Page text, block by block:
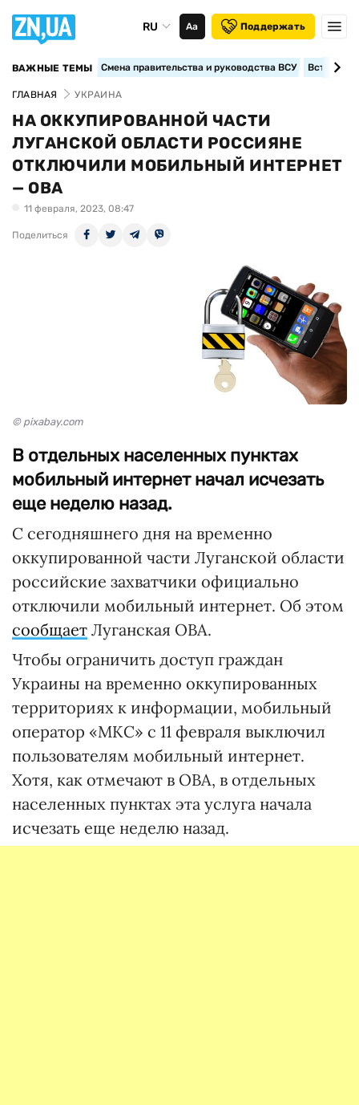
RU Аа Поддержать
ВАЖНЫЕ ТЕМЫ Смена правительства и руководства ВСУ
ГЛАВНАЯ УКРАИНА
НА ОККУПИРОВАННОЙ ЧАСТИ
ЛУГАНСКОЙ ОБЛАСТИ РОССИЯНЕ
ОТКЛЮЧИЛИ МОБИЛЬНЫЙ ИНТЕРНЕТ
— ОВА
11 февраля, 2023, 08:47
Поделиться
© pixabay.com
В отдельных населенных пунктах
мобильный интернет начал исчезать
еще неделю назад.
С сегодняшнего дня на временно
оккупированной части Луганской области
российские захватчики официально
отключили мобильный интернет. Об этом
сообщает Луганская ОВА.
Чтобы ограничить доступ граждан
Украины на временно оккупированных
территориях к информации, мобильный
оператор «МКС» с 11 февраля выключил
пользователям мобильный интернет.
Хотя, как отмечают в ОВА, в отдельных
населенных пунктах эта услуга начала
исчезать еще неделю назад.